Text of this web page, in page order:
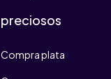
preciosos
Compra plata